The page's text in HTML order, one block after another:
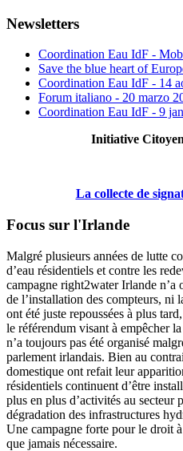
Newsletters
Coordination Eau IdF -
Save the blue heart of
Coordination Eau IdF - 14
Forum italiano - 20 marzo
Coordination Eau IdF - 9
Initiative
La collecte de
Focus sur l'Irlande
Malgré plusieurs années de lutte
d’eau résidentiels et contre les
campagne right2water Irlande
de l’installation des compteurs, ni
ont été juste repoussées à plus
le référendum visant à empêcher
n’a toujours pas été organisé
parlement irlandais. Bien au
domestique ont refait leur
résidentiels continuent d’être
plus en plus d’activités au secteur
dégradation des infrastructures
Une campagne forte pour le droit
que jamais nécessaire.